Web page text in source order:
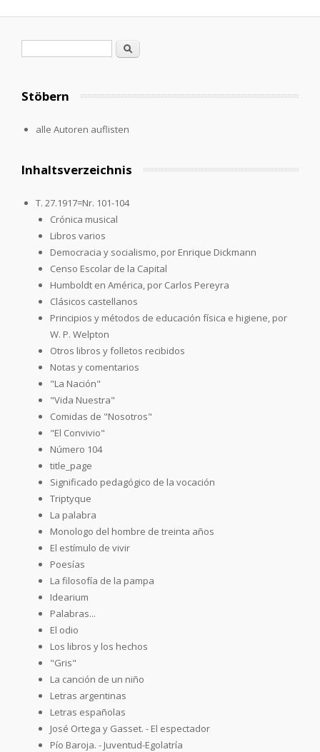
Search
Stöbern
alle Autoren auflisten
Inhaltsverzeichnis
T. 27.1917=Nr. 101-104
Crónica musical
Libros varios
Democracia y socialismo, por Enrique Dickmann
Censo Escolar de la Capital
Humboldt en América, por Carlos Pereyra
Clásicos castellanos
Principios y métodos de educación física e higiene, por
W. P. Welpton
Otros libros y folletos recibidos
Notas y comentarios
"La Nación"
"Vida Nuestra"
Comidas de "Nosotros"
"El Convivio"
Número 104
title_page
Significado pedagógico de la vocación
Triptyque
La palabra
Monologo del hombre de treinta años
El estímulo de vivir
Poesías
La filosofía de la pampa
Idearium
Palabras...
El odio
Los libros y los hechos
"Gris"
La canción de un niño
Letras argentinas
Letras españolas
José Ortega y Gasset. - El espectador
Pío Baroja. - Juventud-Egolatría